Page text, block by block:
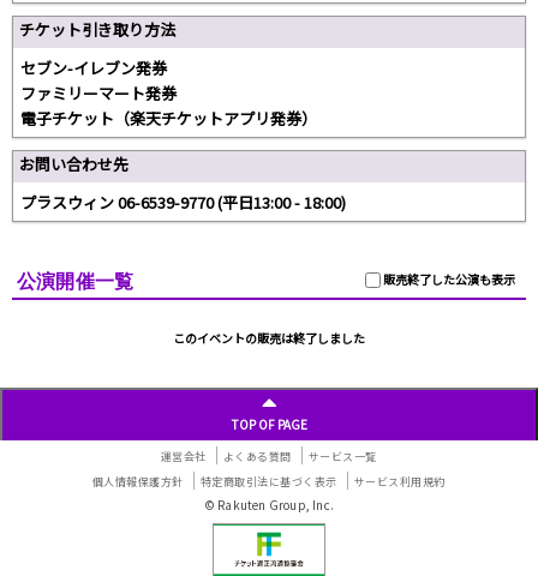
チケット引き取り方法
セブン-イレブン発券
ファミリーマート発券
電子チケット（楽天チケットアプリ発券）
お問い合わせ先
プラスウィン 06-6539-9770 (平日13:00 - 18:00)
販売終了した公演も表示
公演開催一覧
このイベントの販売は終了しました
TOP OF PAGE
運営会社 よくある質問
サービス一覧
個人情報保護方針
特定商取引法に基づく表示 サービス利用規約
© Rakuten Group, Inc.